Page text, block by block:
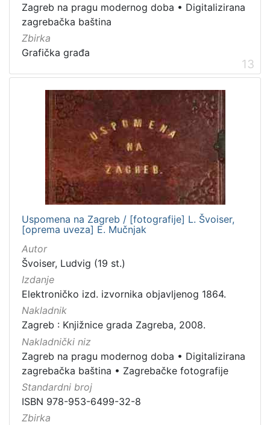
Zagreb na pragu modernog doba • Digitalizirana
zagrebačka baština
Zbirka
Grafička građa
13
Uspomena na Zagreb / [fotografije] L. Švoiser,
[oprema uveza] E. Mučnjak
Autor
Švoiser, Ludvig (19 st.)
Izdanje
Elektroničko izd. izvornika objavljenog 1864.
Nakladnik
Zagreb : Knjižnice grada Zagreba, 2008.
Nakladnički niz
Zagreb na pragu modernog doba • Digitalizirana
zagrebačka baština • Zagrebačke fotografije
Standardni broj
ISBN 978-953-6499-32-8
Zbirka